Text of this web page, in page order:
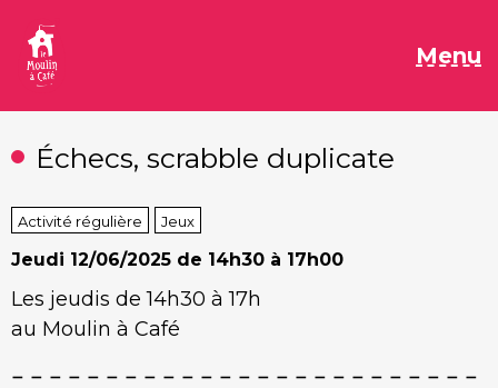
contenu
Menu
Échecs, scrabble duplicate
Activité régulière Jeux
Jeudi 12/06/2025 de 14h30 à 17h00
Les jeudis de 14h30 à 17h
au Moulin à Café